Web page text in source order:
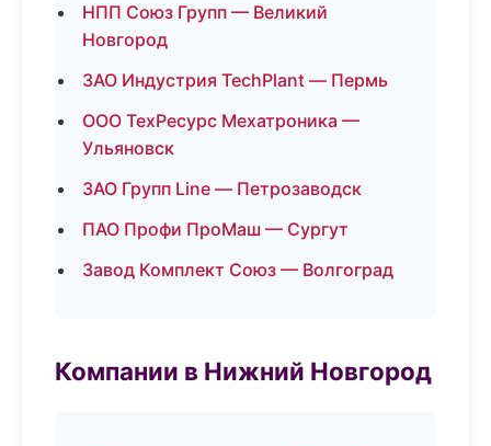
НПП Союз Групп — Великий
Новгород
ЗАО Индустрия TechPlant — Пермь
ООО ТехРесурс Мехатроника —
Ульяновск
ЗАО Групп Line — Петрозаводск
ПАО Профи ПроМаш — Сургут
Завод Комплект Союз — Волгоград
Компании в Нижний Новгород